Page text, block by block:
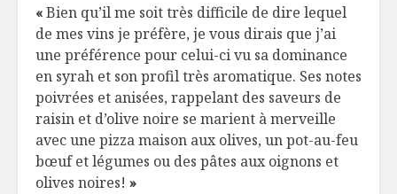
«Bien qu’il me soit très difficile de dire lequel
de mes vins je préfère, je vous dirais que j’ai
une préférence pour celui-ci vu sa dominance
en syrah et son profil très aromatique. Ses notes
poivrées et anisées, rappelant des saveurs de
raisin et d’olive noire se marient à merveille
avec une pizza maison aux olives, un pot-au-feu
bœuf et légumes ou des pâtes aux oignons et
olives noires! »